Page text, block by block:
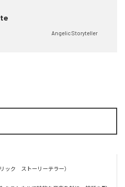
Angelic Storyteller
ック　ストーリーテラー）